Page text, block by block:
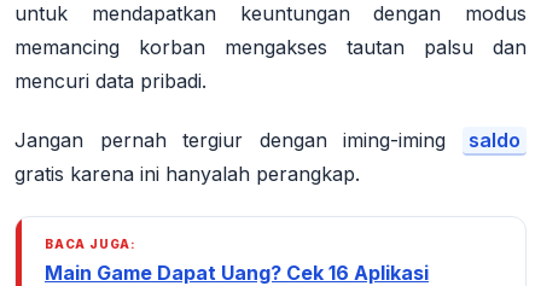
untuk mendapatkan keuntungan dengan modus
memancing korban mengakses tautan palsu dan
mencuri data pribadi.
Jangan pernah tergiur dengan iming-iming
saldo
gratis karena ini hanyalah perangkap.
BACA JUGA:
Main Game Dapat Uang? Cek 16 Aplikasi